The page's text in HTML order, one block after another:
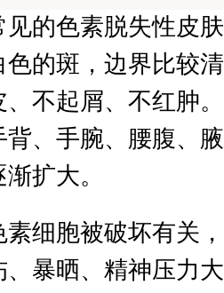
见的色素脱失性皮
的斑，边界比较
不起屑、不红肿
背、手腕、腰腹、
扩大。
细胞被破坏有关
暴晒、精神压力